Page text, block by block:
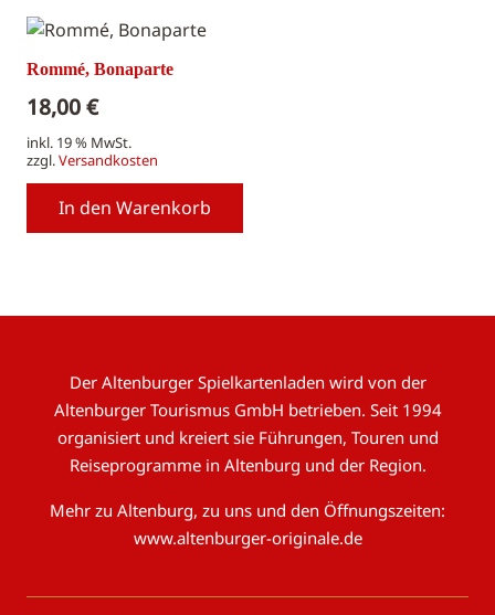
Rommé, Bonaparte
18,00€
inkl. 19 % MwSt.
zzgl.Versandkosten
In den Warenkorb
Der Altenburger Spielkartenladen wird von der
Altenburger Tourismus GmbH betrieben. Seit 1994
organisiert und kreiert sie Führungen, Touren und
Reiseprogramme in Altenburg und der Region.
Mehr zu Altenburg, zu uns und den Öffnungszeiten:
www.altenburger-originale.de